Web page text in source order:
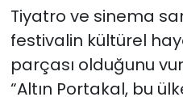
Tiyatro ve sinema
festivalin kültürel
parçası olduğunu
“Altın Portakal, bu